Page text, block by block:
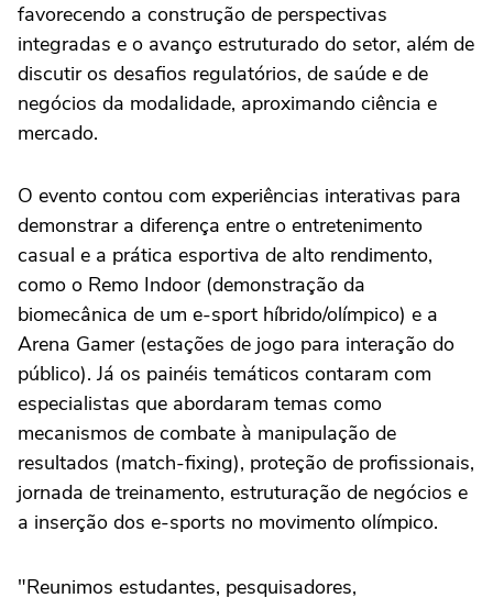
favorecendo a construção de perspectivas
integradas e o avanço estruturado do setor, além de
discutir os desafios regulatórios, de saúde e de
negócios da modalidade, aproximando ciência e
mercado.
O evento contou com experiências interativas para
demonstrar a diferença entre o entretenimento
casual e a prática esportiva de alto rendimento,
como o Remo Indoor (demonstração da
biomecânica de um e-sport híbrido/olímpico) e a
Arena Gamer (estações de jogo para interação do
público). Já os painéis temáticos contaram com
especialistas que abordaram temas como
mecanismos de combate à manipulação de
resultados (match-fixing), proteção de profissionais,
jornada de treinamento, estruturação de negócios e
a inserção dos e-sports no movimento olímpico.
"Reunimos estudantes, pesquisadores,